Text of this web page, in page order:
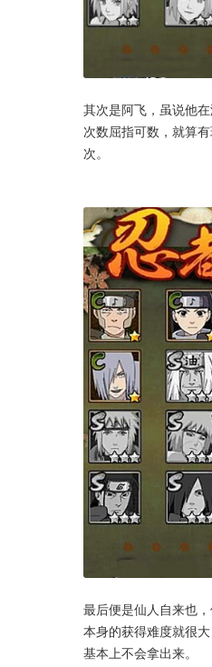
其次是阿飞，虽说他
次数屈指可数，就算
次。
最后便是仙人自来也
本身的获得难度就很
基本上不会拿出来。